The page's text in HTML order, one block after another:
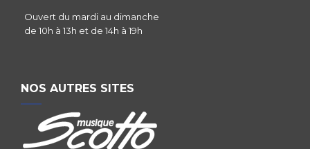
Ouvert du mardi au dimanche
de 10h à 13h et de 14h à 19h
NOS AUTRES SITES